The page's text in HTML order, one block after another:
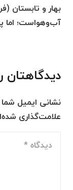
بهار و تابستان
آب‌وهواست؛ اما
دیدگاهتان
نشانی ایمیل
علامت‌گذاری